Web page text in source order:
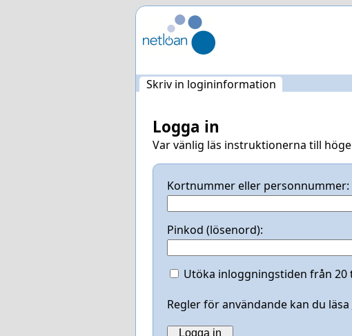
Hoppa
över
Skriv in logininformation
Logga in
Var vänlig läs instruktionerna till
Kortnummer eller personnummer:
Pinkod (lösenord):
Utöka inloggningstiden från 20
Regler för användande kan du läsa